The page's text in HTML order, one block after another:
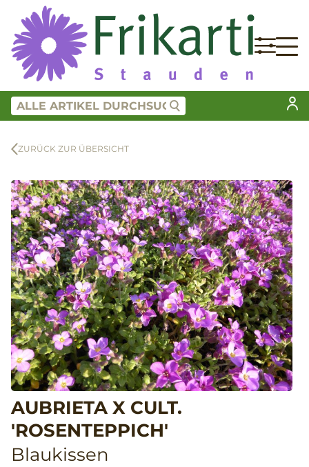
ZURÜCK ZUR ÜBERSICHT
AUBRIETA X CULT.
'ROSENTEPPICH'
Blaukissen